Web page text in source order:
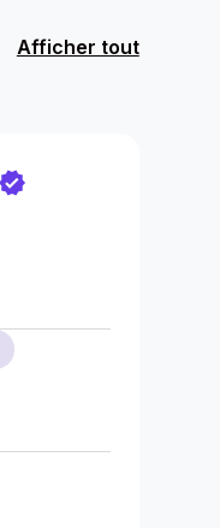
Afficher tout